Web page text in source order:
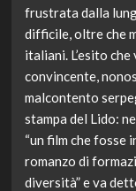
frustrata dalla
difficile, oltre che
italiani. L’esito
convincente,
malcontento
stampa del Lido:
“un film che fosse
romanzo di
diversità” e va